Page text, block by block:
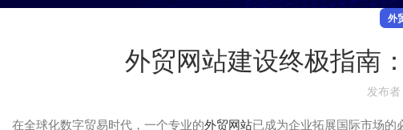
外
外贸网站建设终极指南
发布者
在全球化数字贸易时代，一个专业的外贸网站已成为企业拓展国际市场的